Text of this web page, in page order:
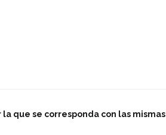
que se corresponda con las mismas